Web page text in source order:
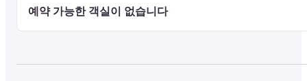
예약 가능한 객실이 없습니다